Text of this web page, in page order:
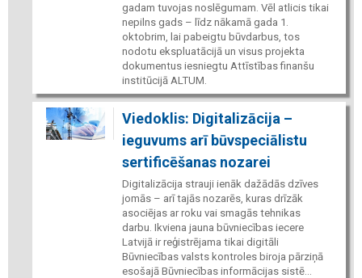
gadam tuvojas noslēgumam. Vēl atlicis tikai
nepilns gads – līdz nākamā gada 1.
oktobrim, lai pabeigtu būvdarbus, tos
nodotu ekspluatācijā un visus projekta
dokumentus iesniegtu Attīstības finanšu
institūcijā ALTUM.
Viedoklis: Digitalizācija –
ieguvums arī būvspeciālistu
sertificēšanas nozarei
Digitalizācija strauji ienāk dažādās dzīves
jomās – arī tajās nozarēs, kuras drīzāk
asociējas ar roku vai smagās tehnikas
darbu. Ikviena jauna būvniecības iecere
Latvijā ir reģistrējama tikai digitāli
Būvniecības valsts kontroles biroja pārziņā
esošajā Būvniecības informācijas sistē...